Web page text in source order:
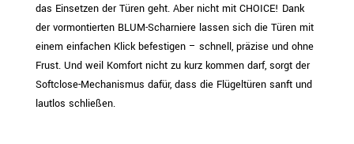
das Einsetzen der Türen geht. Aber nicht mit CHOICE! Dank
der vormontierten BLUM-Scharniere lassen sich die Türen mit
einem einfachen Klick befestigen – schnell, präzise und ohne
Frust. Und weil Komfort nicht zu kurz kommen darf, sorgt der
Softclose-Mechanismus dafür, dass die Flügeltüren sanft und
lautlos schließen.